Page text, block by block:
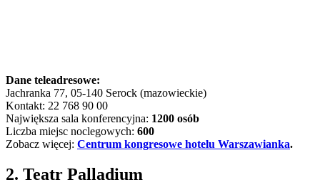
Dane teleadresowe:
Jachranka 77, 05-140 Serock (mazowieckie)
Kontakt: 22 768 90 00
Największa sala konferencyjna: 1200 osób
Liczba miejsc noclegowych: 600
Zobacz więcej: Centrum kongresowe hotelu Warszawianka.
2. Teatr Palladium